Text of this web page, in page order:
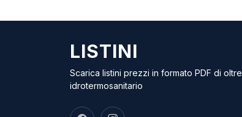
LISTINI
Scarica listini prezzi in formato PDF di
idrotermosanitario